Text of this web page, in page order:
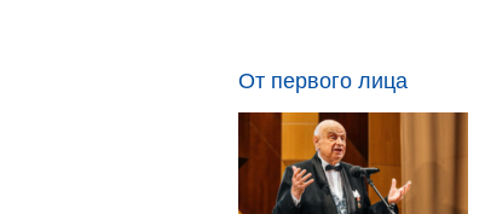
От первого лица